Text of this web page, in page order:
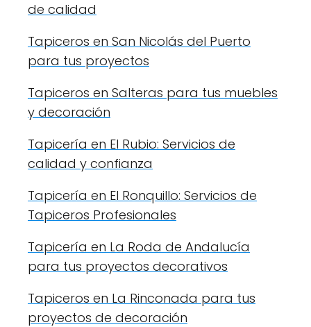
de calidad
Tapiceros en San Nicolás del Puerto
para tus proyectos
Tapiceros en Salteras para tus muebles
y decoración
Tapicería en El Rubio: Servicios de
calidad y confianza
Tapicería en El Ronquillo: Servicios de
Tapiceros Profesionales
Tapicería en La Roda de Andalucía
para tus proyectos decorativos
Tapiceros en La Rinconada para tus
proyectos de decoración